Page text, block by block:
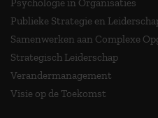
Psychologie in Organisaties
Publieke Strategie en
Samenwerken aan Complexe
Strategisch Leiderschap
Verandermanagement
Visie op de Toekomst